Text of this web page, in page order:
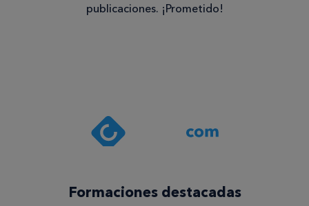
Consentimiento
política de
privacidad .*
¡Quiero
publicaciones. ¡Prometido!
Formaciones destacadas